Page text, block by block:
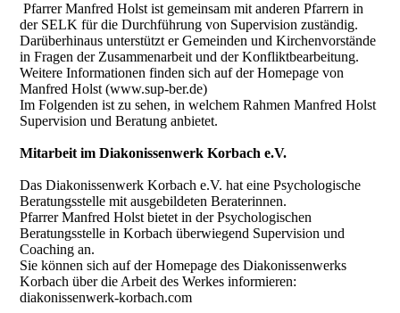
Pfarrer Manfred Holst ist gemeinsam mit anderen Pfarrern in
der SELK für die Durchführung von Supervision zuständig.
Darüberhinaus unterstützt er Gemeinden und Kirchenvorstände
in Fragen der Zusammenarbeit und der Konfliktbearbeitung.
Weitere Informationen finden sich auf der Homepage von
Manfred Holst (www.sup-ber.de)
Im Folgenden ist zu sehen, in welchem Rahmen Manfred Holst
Supervision und Beratung anbietet.
Mitarbeit im Diakonissenwerk Korbach e.V.
Das Diakonissenwerk Korbach e.V. hat eine Psychologische
Beratungsstelle mit ausgebildeten Beraterinnen.
Pfarrer Manfred Holst bietet in der Psychologischen
Beratungsstelle in Korbach überwiegend Supervision und
Coaching an.
Sie können sich auf der Homepage des Diakonissenwerks
Korbach über die Arbeit des Werkes informieren:
diakonissenwerk-korbach.com